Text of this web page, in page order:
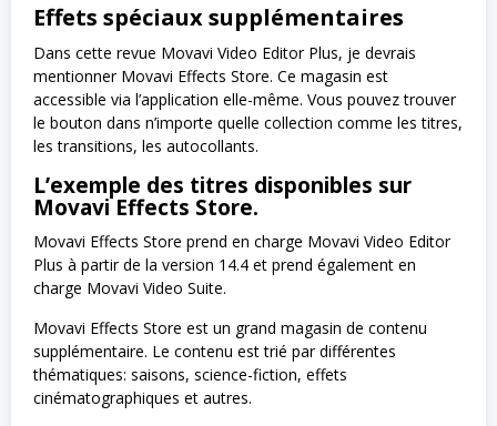
Effets spéciaux supplémentaires
Dans cette revue Movavi Video Editor Plus, je devrais
mentionner Movavi Effects Store. Ce magasin est
accessible via l’application elle-même. Vous pouvez trouver
le bouton dans n’importe quelle collection comme les titres,
les transitions, les autocollants.
L’exemple des titres disponibles sur
Movavi Effects Store.
Movavi Effects Store prend en charge Movavi Video Editor
Plus à partir de la version 14.4 et prend également en
charge Movavi Video Suite.
Movavi Effects Store est un grand magasin de contenu
supplémentaire. Le contenu est trié par différentes
thématiques: saisons, science-fiction, effets
cinématographiques et autres.